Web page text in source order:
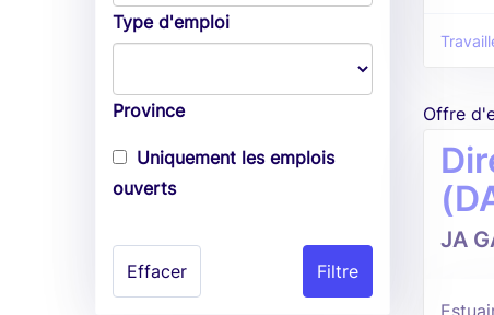
Type d'emploi
Province
Uniquement les emplois
ouverts
Effacer
Offre
JA